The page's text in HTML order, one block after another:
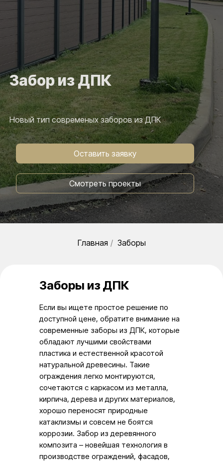
Новый тип современых заборов из ДПК
Забор из ДПК
Оставить заявку
Смотреть проекты
Главная / Заборы
Заборы из ДПК
Если вы ищете простое решение по
доступной цене, обратите внимание на
современные заборы из ДПК, которые
обладают лучшими свойствами
пластика и естественной красотой
натуральной древесины. Такие
ограждения легко монтируются,
сочетаются с каркасом из металла,
кирпича, дерева и других материалов,
хорошо переносят природные
катаклизмы и совсем не боятся
коррозии. Забор из деревянного
композита – новейшая технология в
производстве ограждений, фасадов,